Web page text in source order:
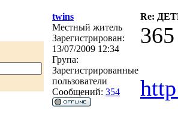
twins
Re:
Местный житель
Зарегистрирован:
13/07/2009 12:34
Група:
Зарегистрированные
пользователи
Сообщений: 354